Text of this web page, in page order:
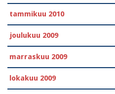
tammikuu 2010
joulukuu 2009
marraskuu 2009
lokakuu 2009